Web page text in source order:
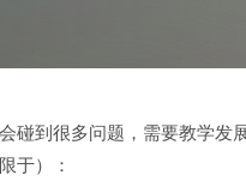
碰到很多问题，需要教学
于）：